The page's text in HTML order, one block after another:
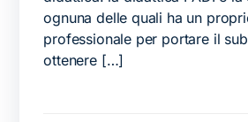
ognuna delle quali ha un
professionale per portare il
ottenere […]